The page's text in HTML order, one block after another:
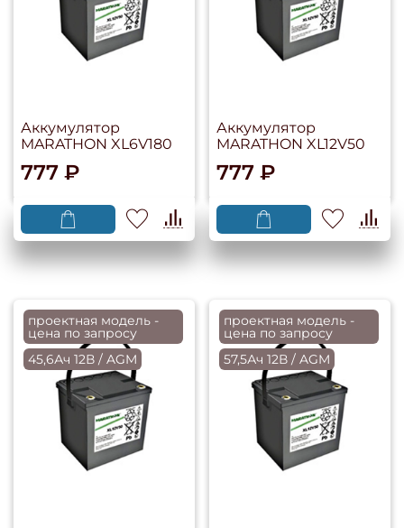
Аккумулятор
MARATHON XL6V180
777 ₽
Аккумулятор
MARATHON XL12V50
777 ₽
проектная модель -
цена по запросу
45,6Ач 12В / AGM
проектная модель -
цена по запросу
57,5Ач 12В / AGM